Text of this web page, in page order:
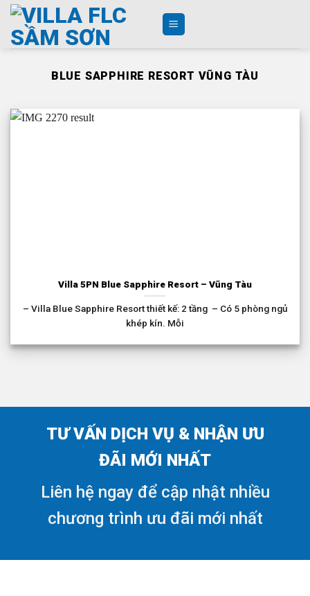
Skip
content
BLUE SAPPHIRE RESORT VŨNG TÀU
Villa 5PN Blue Sapphire Resort – Vũng Tàu
– Villa Blue Sapphire Resort thiết kế: 2 tầng – Có 5 phòng ngủ
khép kín. Mỗi
TƯ VẤN DỊCH VỤ & NHẬN ƯU
ĐÃI MỚI NHẤT
Liên hệ ngay để cập nhật nhiều
chương trình ưu đãi mới nhất